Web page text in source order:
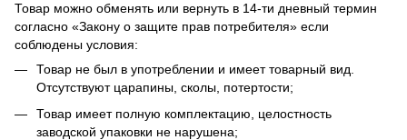
Товар можно обменять или вернуть в 14-ти дневный термин
согласно «Закону о защите прав потребителя» если
соблюдены условия:
Товар не был в употреблении и имеет товарный вид.
Отсутствуют царапины, сколы, потертости;
Товар имеет полную комплектацию, целостность
заводской упаковки не нарушена;